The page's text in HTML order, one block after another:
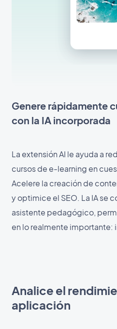
Genere rápidamente
con la IA incorporada
La extensión AI le ayuda a
cursos de e-learning en
Acelere la creación de
y optimice el SEO. La IA se
asistente pedagógico,
en lo realmente
Analice el
aplicación